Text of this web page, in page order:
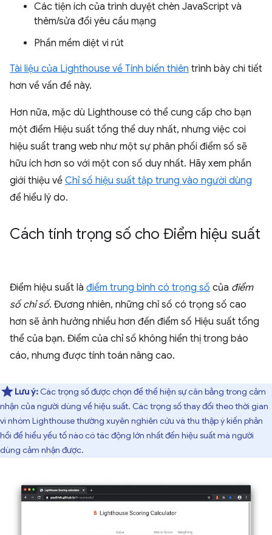
Các tiện ích của trình duyệt chèn JavaScript và
thêm/sửa đổi yêu cầu mạng
Phần mềm diệt vi rút
Tài liệu của Lighthouse về Tính biến thiên trình bày chi tiết
hơn về vấn đề này.
Hơn nữa, mặc dù Lighthouse có thể cung cấp cho bạn
một điểm Hiệu suất tổng thể duy nhất, nhưng việc coi
hiệu suất trang web như một sự phân phối điểm số sẽ
hữu ích hơn so với một con số duy nhất. Hãy xem phần
giới thiệu về Chỉ số hiệu suất tập trung vào người dùng
để hiểu lý do.
Cách tính trọng số cho Điểm hiệu suất
Điểm hiệu suất là điểm trung bình có trọng số của điểm
số chỉ số. Đương nhiên, những chỉ số có trọng số cao
hơn sẽ ảnh hưởng nhiều hơn đến điểm số Hiệu suất tổng
thể của bạn. Điểm của chỉ số không hiển thị trong báo
cáo, nhưng được tính toán nâng cao.
Lưu ý: Các trọng số được chọn để thể hiện sự cân bằng trong cảm
nhận của người dùng về hiệu suất. Các trọng số thay đổi theo thời gian
vì nhóm Lighthouse thường xuyên nghiên cứu và thu thập ý kiến phản
hồi để hiểu yếu tố nào có tác động lớn nhất đến hiệu suất mà người
dùng cảm nhận được.